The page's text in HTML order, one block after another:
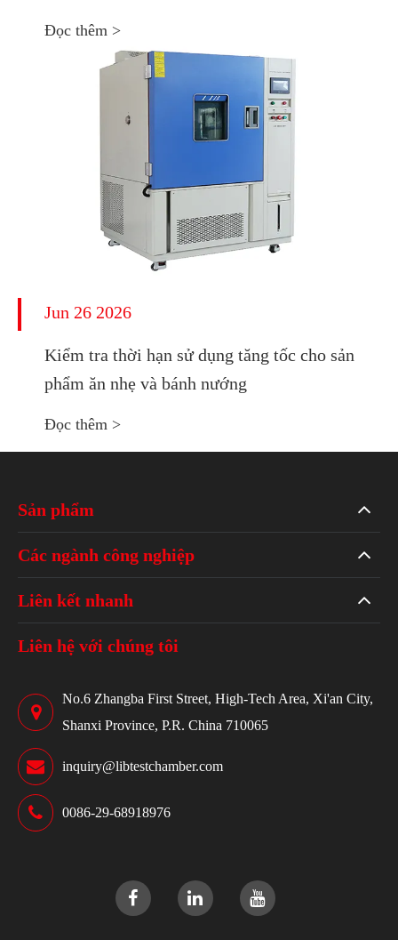
Đọc thêm >
Jun 26 2026
Kiểm tra thời hạn sử dụng tăng tốc cho sản
phẩm ăn nhẹ và bánh nướng
Đọc thêm >
Sản phẩm
Các ngành công nghiệp
Liên kết nhanh
Liên hệ với chúng tôi
No.6 Zhangba First Street, High-Tech Area, Xi'an City,
Shanxi Province, P.R. China 710065
inquiry@libtestchamber.com
0086-29-68918976